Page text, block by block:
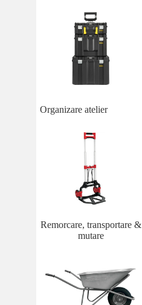
Organizare atelier
Remorcare, transportare &
mutare